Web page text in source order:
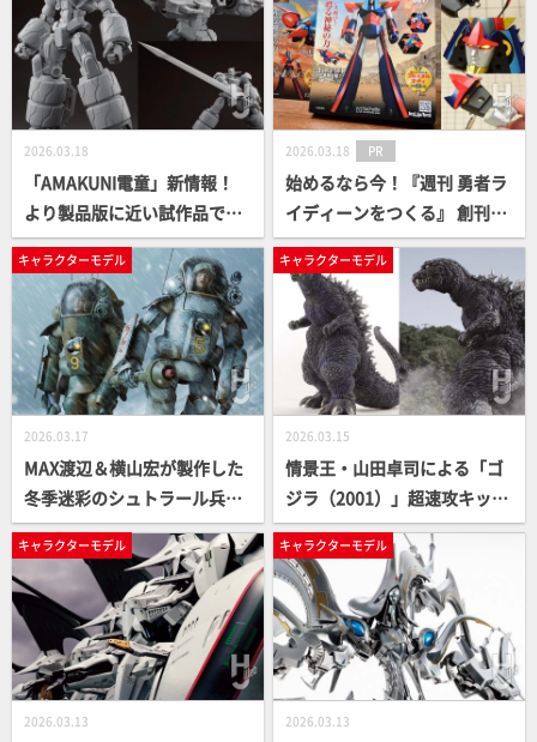
当時の熱狂を呼び起こす
ギミック満載のキットを攻
略！【惑星ロボ ダンガード
A】
2026.03.18
「AMAKUNI電童」新情報！
より製品版に近い試作品で可
動域をチェック！ 脚部をはじ
め、フル可動のハンドパーツ
などAMAKUNIならではのアク
ションに注目！
2026.03.18 PR
始めるなら今！『週刊 勇者ラ
イディーンをつくる』 創刊号
～第4号（3/18発売）の内容
をレビュー。50周年を経て令
和に現れる“全高65cm・フル
メタルボディ”の勇者ライディ
ーンとは
キャラクターモデル
2026.03.17
MAX渡辺＆横山宏が製作した
冬季迷彩のシュトラール兵器
が集結！ さらに大森記詩もパ
ックレーテとカングールで緊
急参戦!!【Ma.K in SF3D】
キャラクターモデル
2026.03.15
情景王・山田卓司による「ゴ
ジラ（2001）」超速攻キット
レビュー！青系カラーによる
ドライブラシで、外皮ディテ
ールをくっきりと浮かび上が
らせる。アオシマ「PLAfig.」
シリーズ第3弾が予約受付
中！
キャラクターモデル
2026.03.13
キャラクターモデル
2026.03.13